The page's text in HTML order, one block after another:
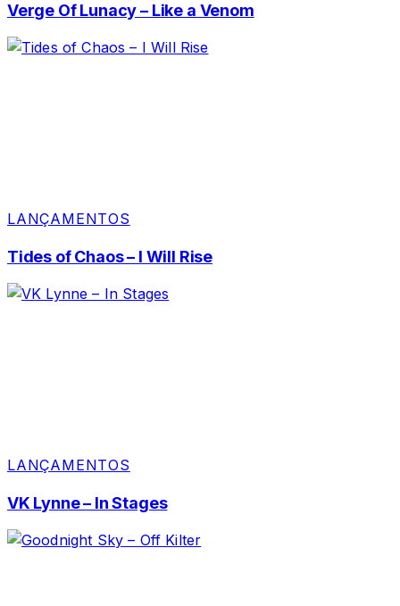
Verge Of Lunacy – Like a Venom
LANÇAMENTOS
Tides of Chaos – I Will Rise
LANÇAMENTOS
VK Lynne – In Stages